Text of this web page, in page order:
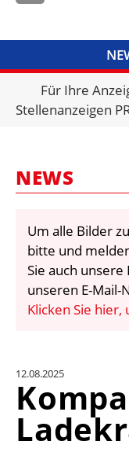
Für Ihre
Stellenanzeigen
NEWS
Um alle Bilder
bitte und
Sie auch
unseren E-
Klicken Sie
12.08.2025